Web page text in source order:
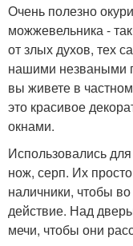
Очень полезно
можжевельника -
от злых духов, тех
нашими незваными
вы живете в
это красивое
окнами.
Использовались
нож, серп. Их
наличники, чтобы
действие. Над
мечи, чтобы они